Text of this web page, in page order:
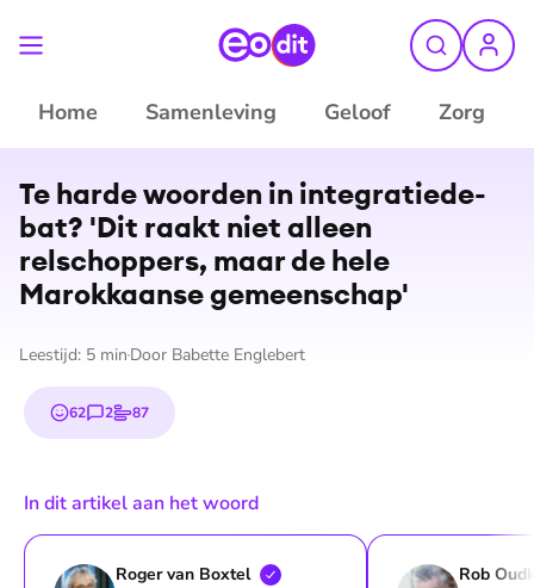
Home Samenleving Geloof Zorg
©
Te harde woorden in in­te­gra­tie­de­
bat? 'Dit raakt niet alleen
relschoppers, maar de hele
Marokkaanse gemeenschap'
Leestijd: 5 min Door Babette Englebert
62
emojis2
reacties
87
stemmen
In dit artikel aan het woord
Roger van Boxtel
Rob